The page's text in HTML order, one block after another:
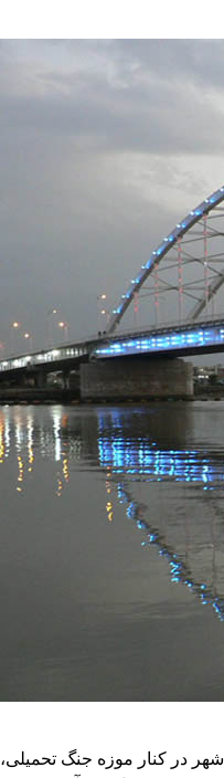
کنار موزه جنگ تحمیلی،